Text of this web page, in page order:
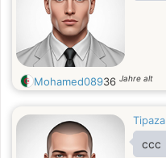
Mohamed08936 Jahre alt
Tipaza
ccc